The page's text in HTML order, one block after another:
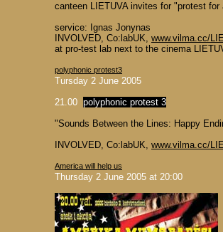
canteen LIETUVA invites for "protest for
service: Ignas Jonynas
INVOLVED, Co:labUK, www.vilma.cc/
at pro-test lab next to the cinema
polyphonic protest3
Tursday 2 June 2005
21.00 polyphonic protest 3
"Sounds Between the Lines: Happy
INVOLVED, Co:labUK, www.vilma.cc/
America will help us
Thursday 2 June 2005 at 20:00